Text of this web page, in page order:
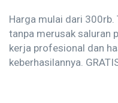
Harga mulai dari 300rb.
tanpa merusak saluran
kerja profesional dan
keberhasilannya.